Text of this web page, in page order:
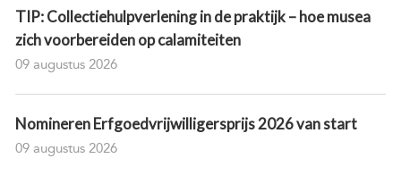
TIP: Collectiehulpverlening in de praktijk – hoe musea
zich voorbereiden op calamiteiten
09 augustus 2026
Nomineren Erfgoedvrijwilligersprijs 2026 van start
09 augustus 2026